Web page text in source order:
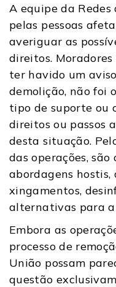
A equipe da Redes
pelas pessoas
averiguar as
direitos.
ter havido um
demolição, não foi
tipo de suporte ou
direitos ou passos
desta situação.
das operações,
abordagens hostis,
xingamentos,
alternativas para
Embora as
processo de
União possam
questão